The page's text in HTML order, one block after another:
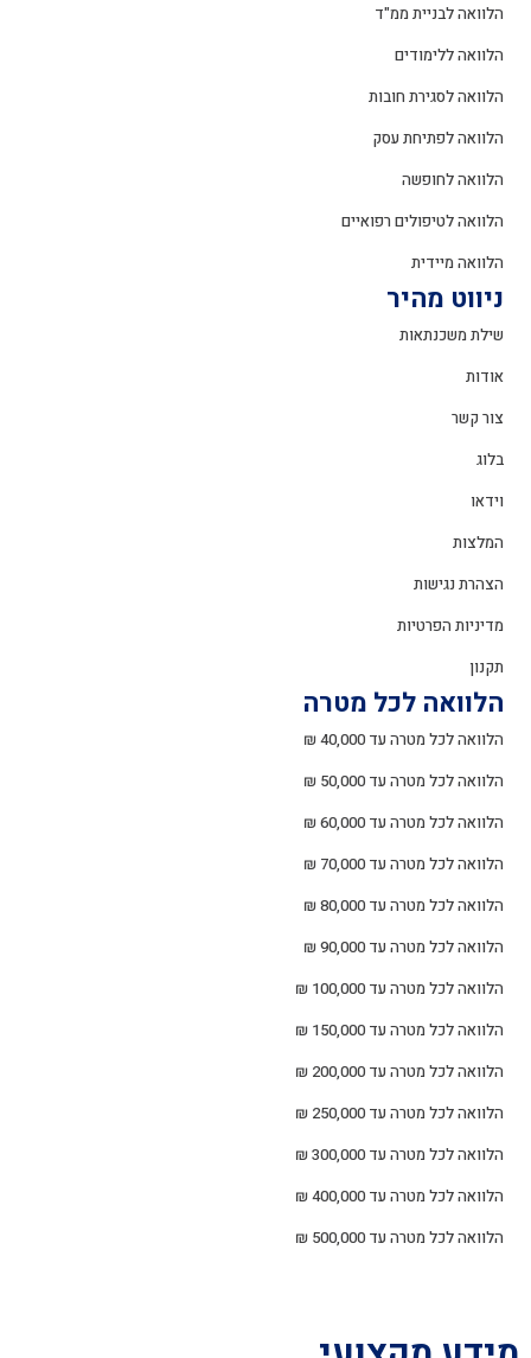
הלוואה לבניית ממ"ד
הלוואה ללימודים
הלוואה לסגירת חובות
הלוואה לפתיחת עסק
הלוואה לחופשה
הלוואה לטיפולים רפואיים
הלוואה מיידית
ניווט מהיר
שילת משכנתאות
אודות
צור קשר
בלוג
וידאו
המלצות
הצהרת נגישות
מדיניות הפרטיות
תקנון
הלוואה לכל מטרה
הלוואה לכל מטרה עד 40,000 ₪
הלוואה לכל מטרה עד 50,000 ₪
הלוואה לכל מטרה עד 60,000 ₪
הלוואה לכל מטרה עד 70,000 ₪
הלוואה לכל מטרה עד 80,000 ₪
הלוואה לכל מטרה עד 90,000 ₪
הלוואה לכל מטרה עד 100,000 ₪
הלוואה לכל מטרה עד 150,000 ₪
הלוואה לכל מטרה עד 200,000 ₪
הלוואה לכל מטרה עד 250,000 ₪
הלוואה לכל מטרה עד 300,000 ₪
הלוואה לכל מטרה עד 400,000 ₪
הלוואה לכל מטרה עד 500,000 ₪